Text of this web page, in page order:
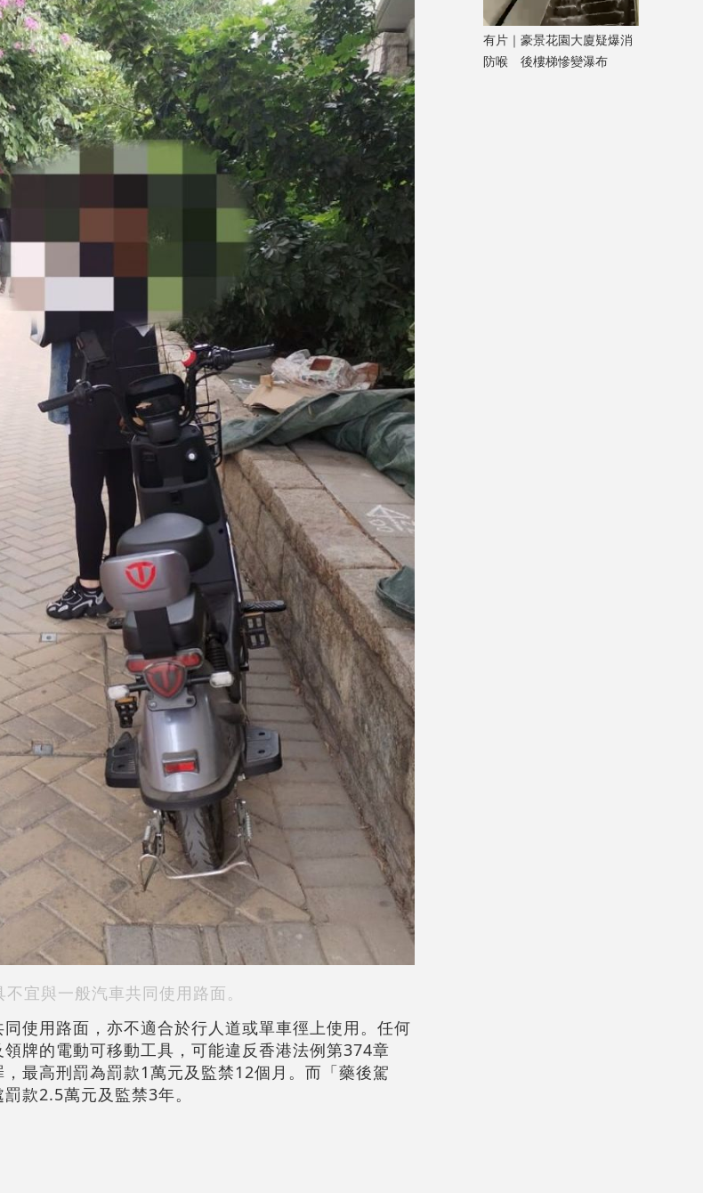
宜與一般汽車共同使用路面。
使用路面，亦不適合於行人道或單車徑上使用。任何
牌的電動可移動工具，可能違反香港法例第374章
最高刑罰為罰款1萬元及監禁12個月。而「藥後駕
款2.5萬元及監禁3年。
有片｜豪景花園大廈疑爆消
防喉 後樓梯慘變瀑布